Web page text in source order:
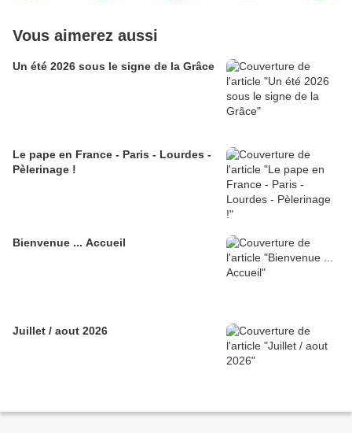
Vous aimerez aussi
Un été 2026 sous le signe de la Grâce
Le pape en France - Paris - Lourdes -
Pèlerinage !
Bienvenue ... Accueil
Juillet / aout 2026